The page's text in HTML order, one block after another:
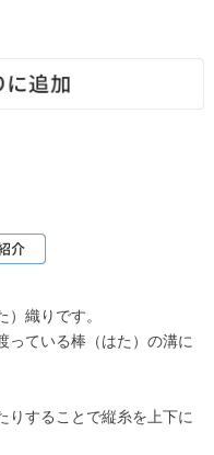
織りです。
っている棒（はた）の溝に
りすることで縦糸を上下に